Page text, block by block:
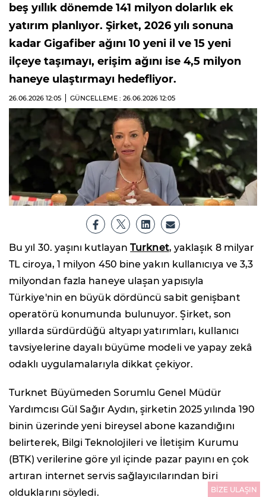
beş yıllık dönemde 141 milyon dolarlık ek
yatırım planlıyor. Şirket, 2026 yılı sonuna
kadar Gigafiber ağını 10 yeni il ve 15 yeni
ilçeye taşımayı, erişim ağını ise 4,5 milyon
haneye ulaştırmayı hedefliyor.
26.06.2026 12:05 GÜNCELLEME : 26.06.2026 12:05
Bu yıl 30. yaşını kutlayanTurknet, yaklaşık 8 milyar
TL ciroya, 1 milyon 450 bine yakın kullanıcıya ve 3,3
milyondan fazla haneye ulaşan yapısıyla
Türkiye'nin en büyük dördüncü sabit genişbant
operatörü konumunda bulunuyor. Şirket, son
yıllarda sürdürdüğü altyapı yatırımları, kullanıcı
tavsiyelerine dayalı büyüme modeli ve yapay zekâ
odaklı uygulamalarıyla dikkat çekiyor.
Turknet Büyümeden Sorumlu Genel Müdür
Yardımcısı Gül Sağır Aydın, şirketin 2025 yılında 190
binin üzerinde yeni bireysel abone kazandığını
belirterek, Bilgi Teknolojileri ve İletişim Kurumu
(BTK) verilerine göre yıl içinde pazar payını en çok
artıran internet servis sağlayıcılarından biri
olduklarını söyledi.
BİZE ULAŞIN